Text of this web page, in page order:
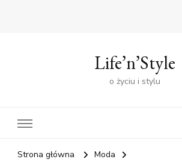
Life’n’Style
o życiu i stylu
Strona główna
Moda